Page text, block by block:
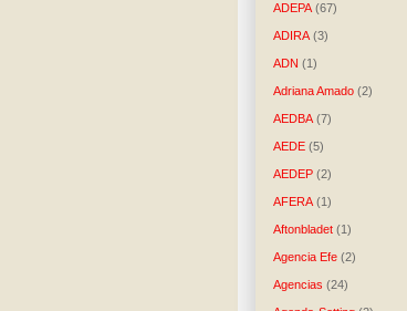
ADEPA (67)
ADIRA (3)
ADN (1)
Adriana Amado (2)
AEDBA (7)
AEDE (5)
AEDEP (2)
AFERA (1)
Aftonbladet (1)
Agencia Efe (2)
Agencias (24)